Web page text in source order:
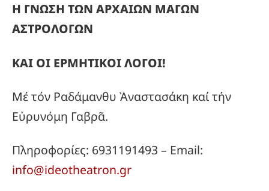
Η ΓΝΩΣΗ ΤΩΝ ΑΡΧΑΙΩΝ ΜΑΓΩΝ
ΑΣΤΡΟΛΟΓΩΝ
ΚΑΙ ΟΙ ΕΡΜΗΤΙΚΟΙ ΛΟΓΟΙ!
Μέ τόν Ραδάμανθυ Ἀναστασάκη καί τήν
Εὐρυνόμη Γαβρᾶ.
Πληροφορίες: 6931191493 – Email:
info@ideotheatron.gr